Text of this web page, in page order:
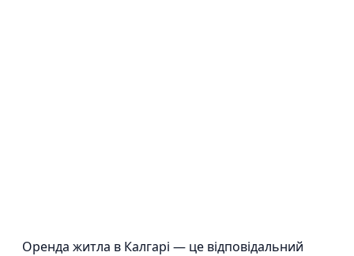
Оренда житла в Калгарі — це відповідальний